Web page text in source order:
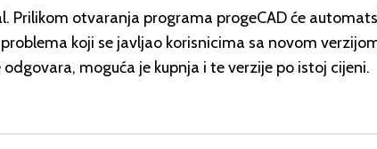
Prilikom otvaranja programa progeCAD će
koji se javljao korisnicima sa novom
moguća je kupnja i te verzije po istoj cijeni.